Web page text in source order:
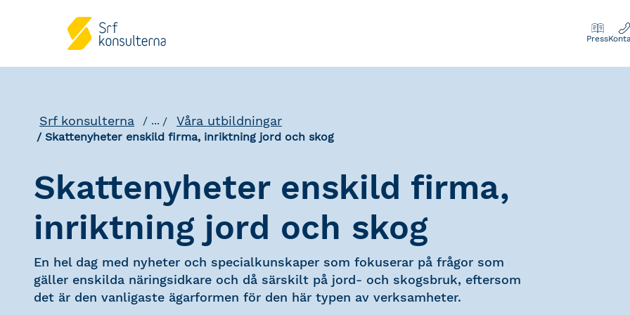
Press
Srf konsulterna ... Våra utbildningar
Skattenyheter enskild firma, inriktning jord och skog
Skattenyheter enskild firma,
inriktning jord och skog
En hel dag med nyheter och specialkunskaper som fokuserar på frågor som
gäller enskilda näringsidkare och då särskilt på jord- och skogsbruk, eftersom
det är den vanligaste ägarformen för den här typen av verksamheter.